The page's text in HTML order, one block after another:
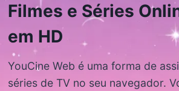
Filmes e Séries
em HD
YouCine Web é uma forma de
séries de TV no seu navegador.